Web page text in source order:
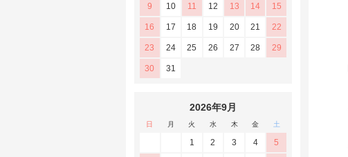
9 10 11 12 13 14 15
16 17 18 19 20 21 22
23 24 25 26 27 28 29
30 31
2026年9月
日 月 火 水 木 金 土
1 2 3 4 5